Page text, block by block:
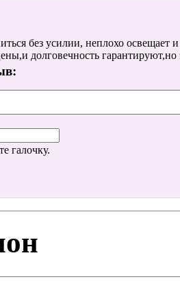
без усилии, неплохо
долговечность
галочку.